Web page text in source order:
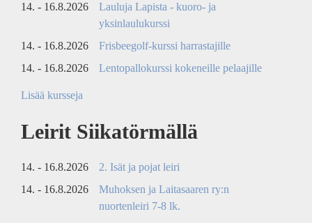
14. - 16.8.2026
Lauluja Lapista - kuoro- ja
yksinlaulukurssi
14. - 16.8.2026
Frisbeegolf-kurssi harrastajille
14. - 16.8.2026
Lentopallokurssi kokeneille pelaajille
Lisää kursseja
Leirit Siikatörmällä
14. - 16.8.2026
2. Isät ja pojat leiri
14. - 16.8.2026
Muhoksen ja Laitasaaren ry:n
nuortenleiri 7-8 lk.